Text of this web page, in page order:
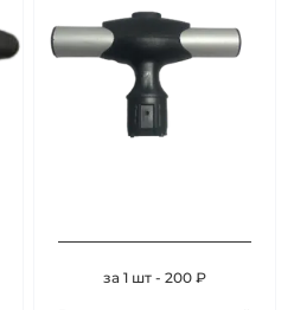
за 1 шт - 200 ₽